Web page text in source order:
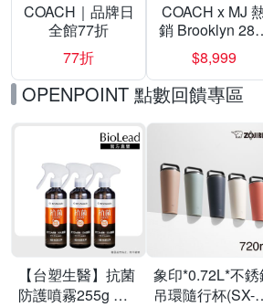
COACH｜品牌日
全館77折
77折
COACH x MJ
銷 Brooklyn 28
兩用／斜背包均
一價-多款可選
$8,999
OPENPOINT 點數回饋專區
【台塑生醫】抗菌
防護噴霧255g 三
象印*0.72L*不銹
吊環隨行杯(SX-